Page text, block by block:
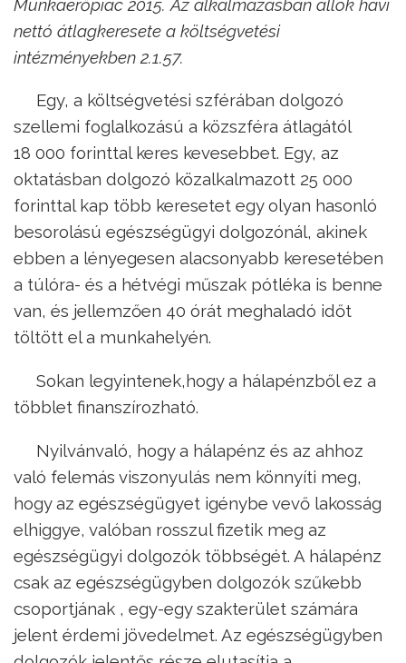
Munkaerőpiac 2015. Az alkalmazásban állók havi
nettó átlagkeresete a költségvetési
intézményekben 2.1.57.
Egy, a költségvetési szférában dolgozó
szellemi foglalkozású a közszféra átlagától
18 000 forinttal keres kevesebbet. Egy, az
oktatásban dolgozó közalkalmazott 25 000
forinttal kap több keresetet egy olyan hasonló
besorolású egészségügyi dolgozónál, akinek
ebben a lényegesen alacsonyabb keresetében
a túlóra- és a hétvégi műszak pótléka is benne
van, és jellemzően 40 órát meghaladó időt
töltött el a munkahelyén.
Sokan legyintenek,hogy a hálapénzből ez a
többlet finanszírozható.
Nyilvánvaló, hogy a hálapénz és az ahhoz
való felemás viszonyulás nem könnyíti meg,
hogy az egészségügyet igénybe vevő lakosság
elhiggye, valóban rosszul fizetik meg az
egészségügyi dolgozók többségét. A hálapénz
csak az egészségügyben dolgozók szűkebb
csoportjának , egy-egy szakterület számára
jelent érdemi jövedelmet. Az egészségügyben